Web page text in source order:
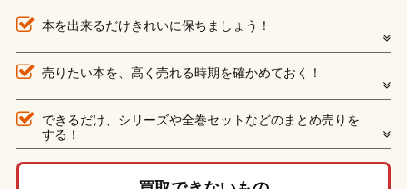
本を出来るだけきれいに保ちましょう！
売りたい本を、高く売れる時期を確かめておく！
できるだけ、シリーズや全巻セットなどのまとめ売りを
する！